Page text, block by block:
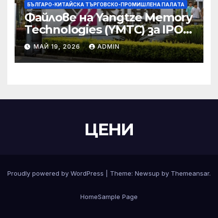
БЪЛГАРО-КИТАЙСКА ТЪРГОВСКО-ПРОМИШЛЕНА ПАЛAТА
Файлове на Yangtze Memory
Technologies (YMTC) за IPO
на STAR Market
МАЙ 19, 2026 ADMIN
ЦЕНИ
Proudly powered by WordPress Theme: Newsup by Themeansar.
HomeSample Page